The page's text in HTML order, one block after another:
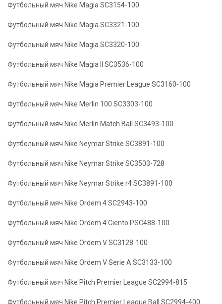
Футбольный мяч Nike Magia SC3154-100
Футбольный мяч Nike Magia SC3321-100
Футбольный мяч Nike Magia SC3320-100
Футбольный мяч Nike Magia II SC3536-100
Футбольный мяч Nike Magia Premier League SC3160-100
Футбольный мяч Nike Merlin 100 SC3303-100
Футбольный мяч Nike Merlin Match Ball SC3493-100
Футбольный мяч Nike Neymar Strike SC3891-100
Футбольный мяч Nike Neymar Strike SC3503-728
Футбольный мяч Nike Neymar Strike r4 SC3891-100
Футбольный мяч Nike Ordem 4 SC2943-100
Футбольный мяч Nike Ordem 4 Ciento PSC488-100
Футбольный мяч Nike Ordem V SC3128-100
Футбольный мяч Nike Ordem V Serie A SC3133-100
Футбольный мяч Nike Pitch Premier League SC2994-815
Футбольный мяч Nike Pitch Premier League Ball SC2994-400